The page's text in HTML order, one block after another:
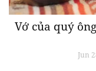
Vớ của quý
Jun